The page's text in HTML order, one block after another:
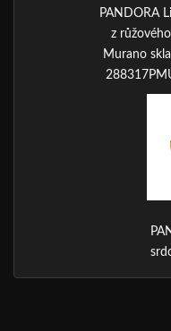
PANDORA
z růžového
Murano